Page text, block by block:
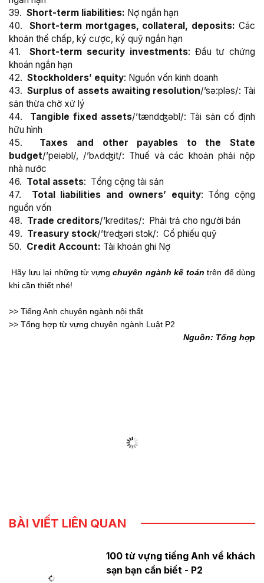
39. Short-term liabilities: Nợ ngắn hạn
40. Short-term mortgages, collateral, deposits: Các
khoản thế chấp, ký cược, ký quỹ ngắn hạn
41.Short-term security investments: Đầu tư chứng
khoán ngắn hạn
42. Stockholders’ equity: Nguồn vốn kinh doanh
43.Surplus of assets awaiting resolution/’sə:pləs/: Tài
sản thừa chờ xử lý
44. Tangible fixed assets/’tændʤəbl/: Tài sản cố định
hữu hình
45. Taxes and other payables to the State
budget/’peiəbl/, /’bʌdʤit/: Thuế và các khoản phải nộp
nhà nước
46. Total assets: Tổng cộng tài sản
47. Total liabilities and owners’ equity: Tổng cộng
nguồn vốn
48. Trade creditors/’kreditəs/: Phải trả cho người bán
49. Treasury stock/’treʤəri stɔk/: Cổ phiếu quỹ
50. Credit Account: Tài khoản ghi Nợ
Hãy lưu lại những từ vựngchuyên ngành kế toán trên để dùng
khi cần thiết nhé!
>> Tiếng Anh chuyên ngành nội thất
>> Tổng hợp từ vựng chuyên ngành Luật P2
Nguồn: Tổng hợp
BÀI VIẾT LIÊN QUAN
100 từ vựng tiếng Anh về khách
sạn bạn cần biết - P2